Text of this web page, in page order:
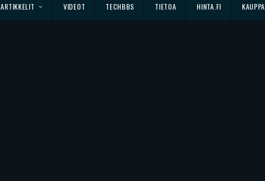
ARTIKKELIT VIDEOT TECHBBS TIETOA HINTA.FI KAUPPA